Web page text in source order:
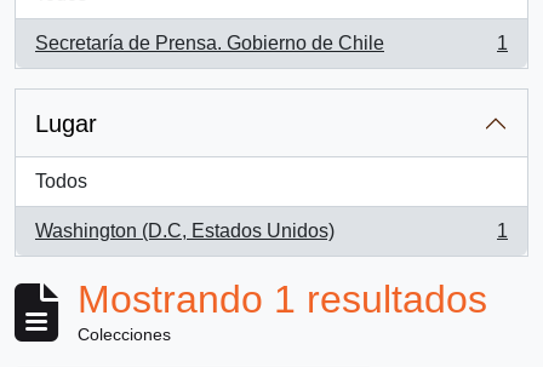
Secretaría de Prensa. Gobierno de Chile
, 1 resultados
1
Lugar
Todos
Washington (D.C, Estados Unidos)
, 1 resultados
1
Mostrando 1 resultados
Colecciones